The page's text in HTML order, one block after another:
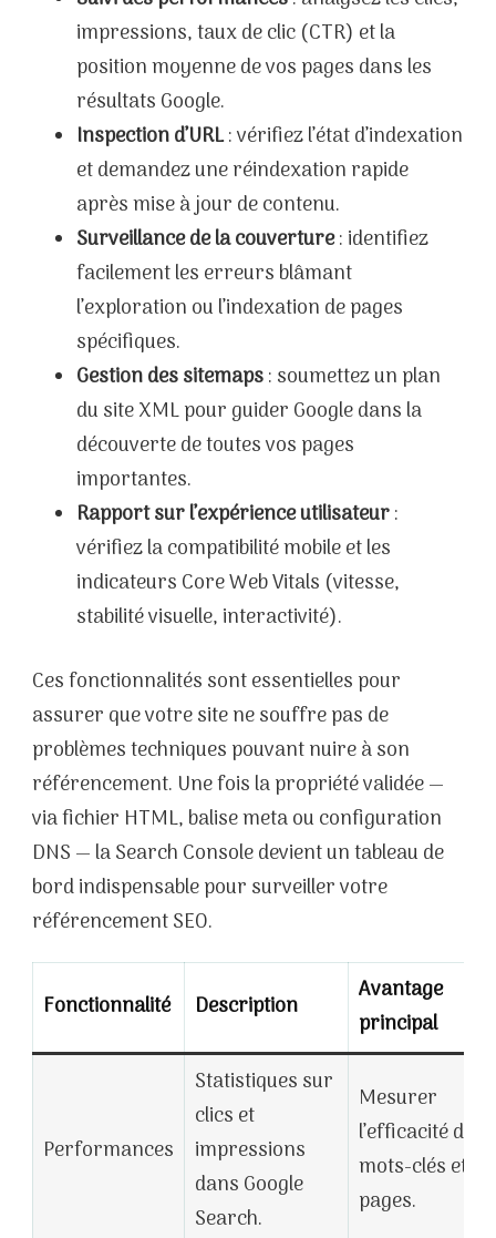
impressions, taux de clic (CTR) et la
position moyenne de vos pages dans les
résultats Google.
Inspection d’URL: vérifiez l’état d’indexation
et demandez une réindexation rapide
après mise à jour de contenu.
Surveillance de la couverture: identifiez
facilement les erreurs blâmant
l’exploration ou l’indexation de pages
spécifiques.
Gestion des sitemaps: soumettez un plan
du site XML pour guider Google dans la
découverte de toutes vos pages
importantes.
Rapport sur l’expérience utilisateur:
vérifiez la compatibilité mobile et les
indicateurs Core Web Vitals (vitesse,
stabilité visuelle, interactivité).
Ces fonctionnalités sont essentielles pour
assurer que votre site ne souffre pas de
problèmes techniques pouvant nuire à son
référencement. Une fois la propriété validée —
via fichier HTML, balise meta ou configuration
DNS — la Search Console devient un tableau de
bord indispensable pour surveiller votre
référencement SEO.
Fonctionnalité Description
Avantage
principal
Performances
Statistiques sur
clics et
impressions
dans Google
Search.
Mesurer
l’efficacité des
mots-clés et
pages.